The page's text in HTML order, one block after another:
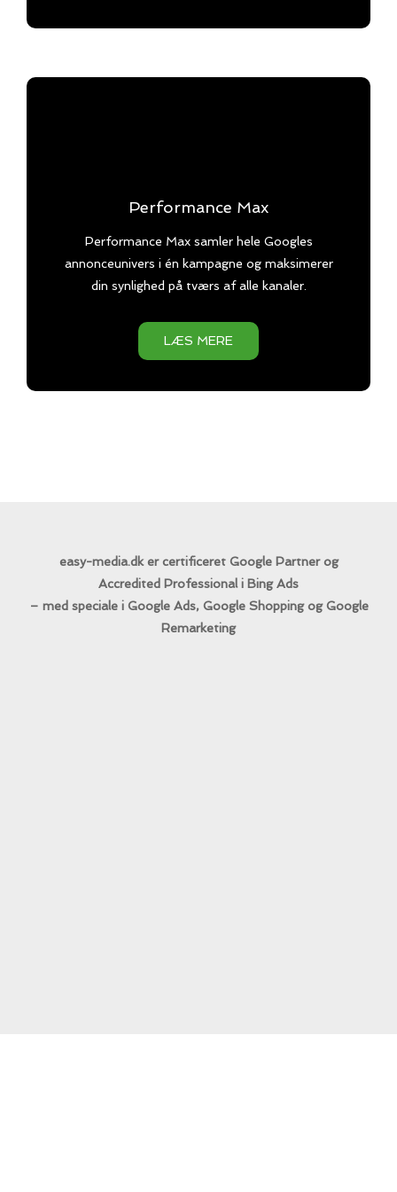
Performance Max
Performance Max samler hele Googles
annonceunivers i én kampagne og maksimerer
din synlighed på tværs af alle kanaler.
LÆS MERE
easy-media.dk er certificeret Google Partner og
Accredited Professional i Bing Ads
– med speciale i Google Ads, Google Shopping og Google
Remarketing